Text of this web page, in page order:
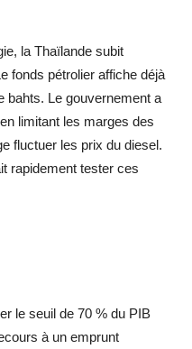
la Thaïlande subit
fonds pétrolier affiche déjà
bahts. Le gouvernement a
limitant les marges des
fluctuer les prix du diesel.
rapidement tester ces
le seuil de 70 % du PIB
à un emprunt